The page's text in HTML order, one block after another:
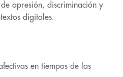
opresión, discriminación y
digitales.
en tiempos de las